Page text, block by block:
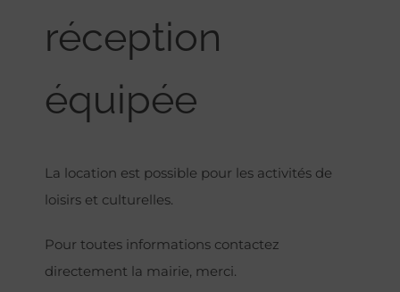
réception
équipée
La location est possible pour les activités de
loisirs et culturelles.
Pour toutes informations contactez
directement la mairie, merci.